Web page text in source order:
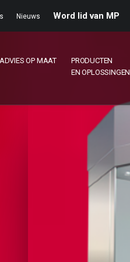
Nieuws Word lid van MP
ADVIES OP MAAT
PRODUCTEN
EN OPLOSSINGEN